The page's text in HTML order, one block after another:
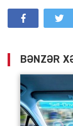
BƏNZƏR